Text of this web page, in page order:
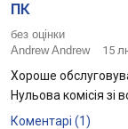
ПК
без оцінки
Andrew Andrew
15
Хороше
Нульова комісія зі
Коментарі (1)